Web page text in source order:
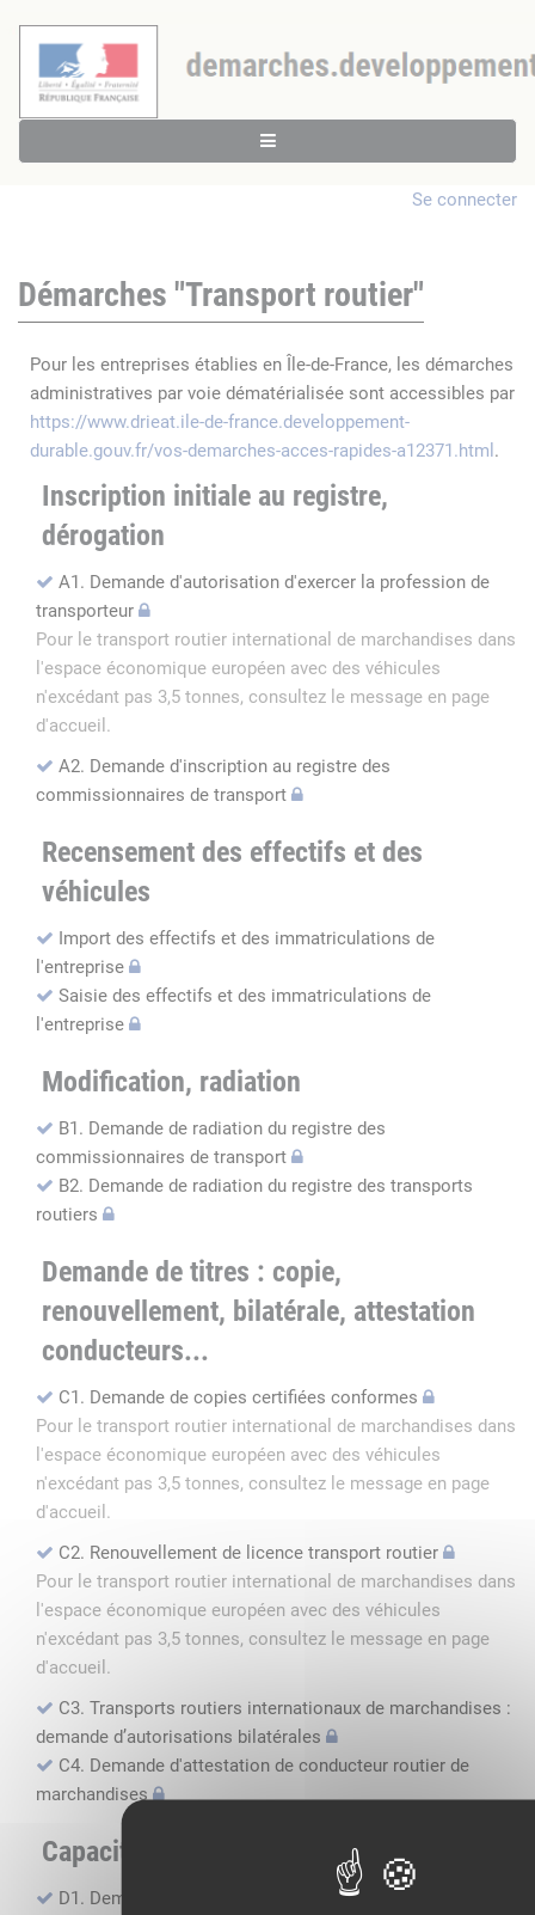
Se connecter
Démarches "Transport routier"
Pour les entreprises établies en Île-de-France, les démarches
administratives par voie dématérialisée sont accessibles par
https://www.drieat.ile-de-france.developpement-
durable.gouv.fr/vos-demarches-acces-rapides-a12371.html .
Inscription initiale au registre,
dérogation
A1. Demande d'autorisation d'exercer la profession de
transporteur
Pour le transport routier international de marchandises dans
l'espace économique européen avec des véhicules
n'excédant pas 3,5 tonnes, consultez le message en page
d'accueil.
A2. Demande d'inscription au registre des
commissionnaires de transport
Recensement des effectifs et des
véhicules
Import des effectifs et des immatriculations de
l'entreprise
Saisie des effectifs et des immatriculations de
l'entreprise
Modification, radiation
B1. Demande de radiation du registre des
commissionnaires de transport
B2. Demande de radiation du registre des transports
routiers
Demande de titres : copie,
renouvellement, bilatérale, attestation
conducteurs...
C1. Demande de copies certifiées conformes
Pour le transport routier international de marchandises dans
l'espace économique européen avec des véhicules
n'excédant pas 3,5 tonnes, consultez le message en page
d'accueil.
C2. Renouvellement de licence transport routier
Pour le transport routier international de marchandises dans
l'espace économique européen avec des véhicules
n'excédant pas 3,5 tonnes, consultez le message en page
d'accueil.
C3. Transports routiers internationaux de marchandises :
demande d’autorisations bilatérales
C4. Demande d'attestation de conducteur routier de
marchandises
Capacité professionnelle
D1. Demande d’attestation de capacité professionnelle